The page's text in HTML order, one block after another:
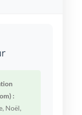
:
Noël,